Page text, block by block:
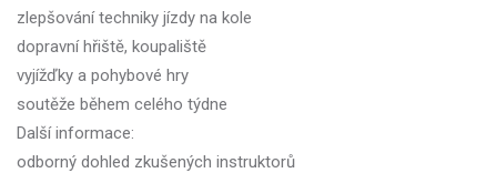
zlepšování techniky jízdy na kole
dopravní hřiště, koupaliště
vyjížďky a pohybové hry
soutěže během celého týdne
Další informace:
odborný dohled zkušených instruktorů